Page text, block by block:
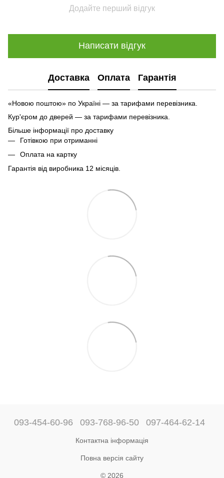
Додайте перший відгук
Написати відгук
Доставка Оплата Гарантія
«Новою поштою» по Україні — за тарифами перевізника.
Кур'єром до дверей — за тарифами перевізника.
Більше інформації про доставку
Готівкою при отриманні
Оплата на картку
Гарантія від виробника 12 місяців.
093-454-60-96 093-768-96-50 097-464-62-14
Контактна інформація
Повна версія сайту
© 2026